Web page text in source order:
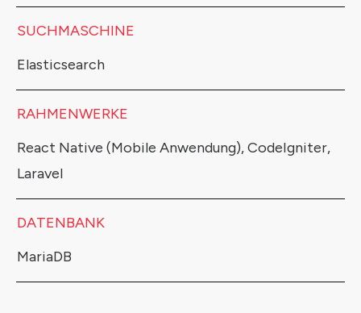
SUCHMASCHINE
Elasticsearch
RAHMENWERKE
React Native (Mobile Anwendung), CodeIgniter,
Laravel
DATENBANK
MariaDB